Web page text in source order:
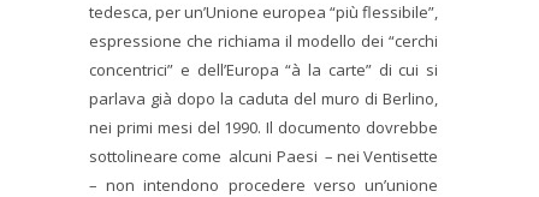
tedesca, per un’Unione europea “più flessibile”,
espressione che richiama il modello dei “cerchi
concentrici” e dell’Europa “à la carte” di cui si
parlava già dopo la caduta del muro di Berlino,
nei primi mesi del 1990. Il documento dovrebbe
sottolineare come alcuni Paesi – nei Ventisette
– non intendono procedere verso un’unione